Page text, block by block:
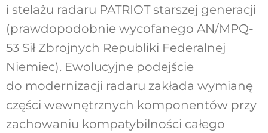
i stelażu radaru PATRIOT starszej generacji
(prawdopodobnie wycofanego AN/MPQ-
53 Sił Zbrojnych Republiki Federalnej
Niemiec). Ewolucyjne podejście
do modernizacji radaru zakłada wymianę
części wewnętrznych komponentów przy
zachowaniu kompatybilności całego